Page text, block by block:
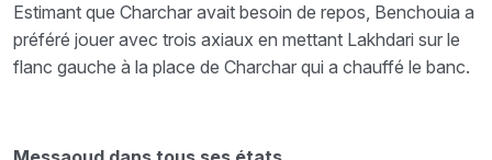
Estimant que Charchar avait besoin de repos, Benchouia a
préféré jouer avec trois axiaux en mettant Lakhdari sur le
flanc gauche à la place de Charchar qui a chauffé le banc.